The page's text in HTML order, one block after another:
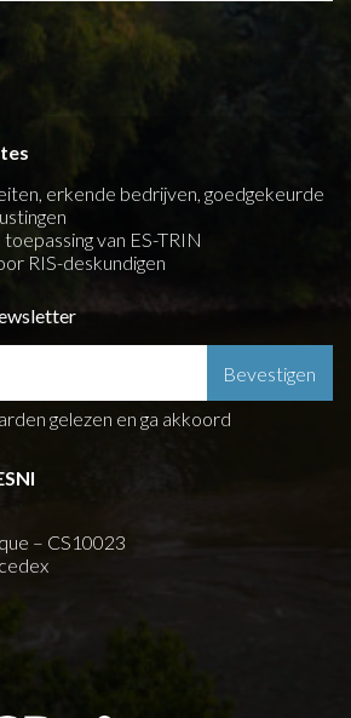
erkende bedrijven, goedgekeurde
van ES-TRIN
RIS-deskundigen
gelezen en ga akkoord
– CS10023